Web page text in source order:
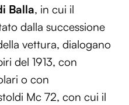
Balla, in cui il
dalla successione
vettura, dialogano
del 1913, con
o con
Mc 72, con cui il